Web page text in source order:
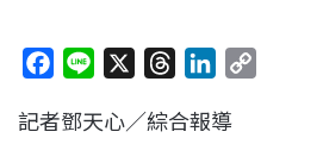
c
n
r
n
記者鄧天心／綜合報導